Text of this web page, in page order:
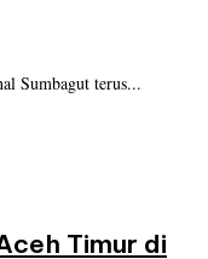
Sumbagut terus...
Timur di